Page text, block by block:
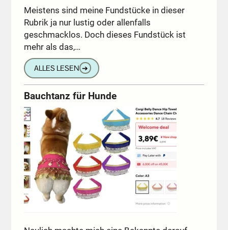
Meistens sind meine Fundstücke in dieser
Rubrik ja nur lustig oder allenfalls
geschmacklos. Doch dieses Fundstück ist
mehr als das,…
ALLES LESEN ➔
Bauchtanz für Hunde